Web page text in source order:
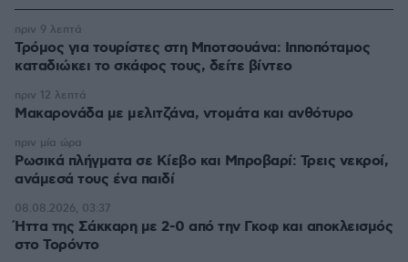
Τρόμος για τουρίστες στη Μποτσουάνα: Ιπποπόταμος
καταδιώκει το σκάφος τους, δείτε βίντεο
πριν 9 λεπτά
Μακαρονάδα με μελιτζάνα, ντομάτα και ανθότυρο
πριν 12 λεπτά
Ρωσικά πλήγματα σε Κίεβο και Μπροβαρί: Τρεις νεκροί,
ανάμεσά τους ένα παιδί
πριν μία ώρα
Ήττα της Σάκκαρη με 2-0 από την Γκοφ και αποκλεισμός
στο Τορόντο
08.08.2026, 03:37